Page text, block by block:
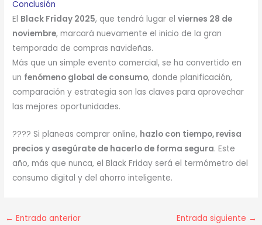
Conclusión
El Black Friday 2025, que tendrá lugar elviernes 28 de
noviembre, marcará nuevamente el inicio de la gran
temporada de compras navideñas.
Más que un simple evento comercial, se ha convertido en
un fenómeno global de consumo, donde planificación,
comparación y estrategia son las claves para aprovechar
las mejores oportunidades.
???? Si planeas comprar online, hazlo con tiempo, revisa
precios y asegúrate de hacerlo de forma segura. Este
año, más que nunca, el Black Friday será el termómetro del
consumo digital y del ahorro inteligente.
← Entrada anterior Entrada siguiente →